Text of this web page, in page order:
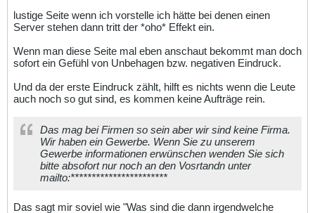
lustige Seite wenn ich vorstelle ich hätte bei denen einen
Server stehen dann tritt der *oho* Effekt ein.
Wenn man diese Seite mal eben anschaut bekommt man doch
sofort ein Gefühl von Unbehagen bzw. negativen Eindruck.
Und da der erste Eindruck zählt, hilft es nichts wenn die Leute
auch noch so gut sind, es kommen keine Aufträge rein.
Das mag bei Firmen so sein aber wir sind keine Firma.
Wir haben ein Gewerbe. Wenn Sie zu unserem
Gewerbe informationen erwünschen wenden Sie sich
bitte absofort nur noch an den Vosrtandn unter
mailto:***********************
Das sagt mir soviel wie "Was sind die dann irgendwelche